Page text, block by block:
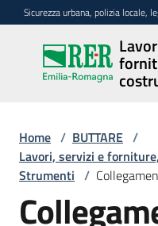
Vai al contenuto
Vai alla navigazione
Vai al footer
Sicurezza urbana, polizia locale,
Lavori,
servizi e
forniture,
costruzioni
Argomenti
Home / BUTTARE /
Lavori, servizi e
Strumenti /